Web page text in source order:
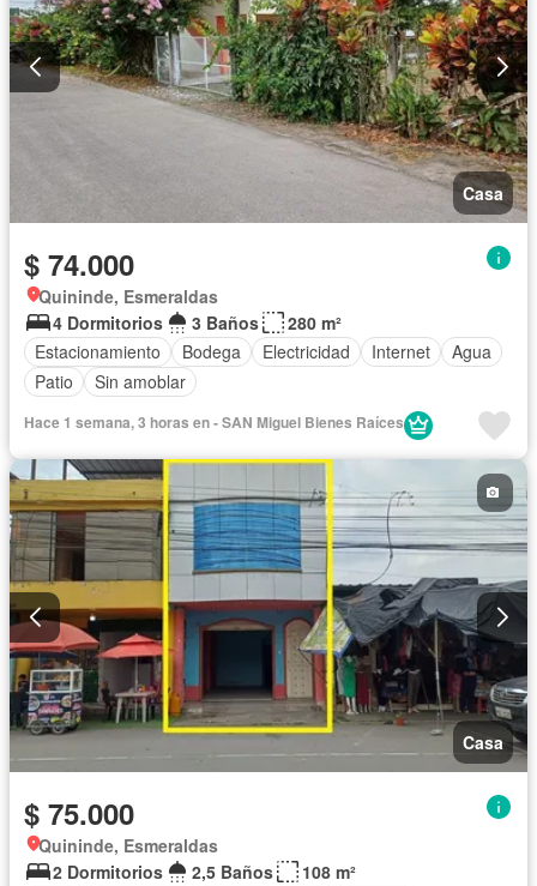
Casa
$ 74.000
Quininde, Esmeraldas
4 Dormitorios
3 Baños
280 m²
Estacionamiento
Bodega Electricidad Internet
Agua
Patio
Sin amoblar
Hace 1 semana, 3 horas en - SAN Miguel Bienes Raíces
Casa
$ 75.000
Quininde, Esmeraldas
2 Dormitorios
2,5 Baños
108 m²